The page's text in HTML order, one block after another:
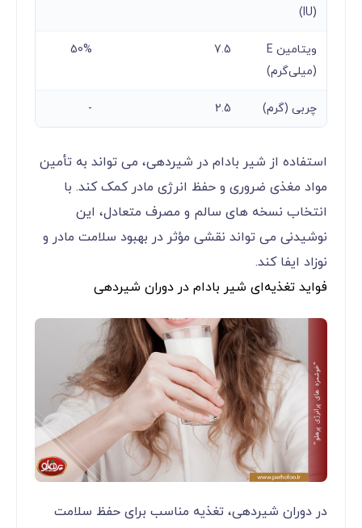
(IU)
ویتامین E
(میلی‌گرم)
7.5
50%
چربی (گرم) 2.5
-
استفاده از شیر بادام در شیردهی، می‌ تواند به تأمین
مواد مغذی ضروری و حفظ انرژی مادر کمک کند. با
انتخاب نسخه‌ های سالم و مصرف متعادل، این
نوشیدنی می ‌تواند نقشی مؤثر در بهبود سلامت مادر و
نوزاد ایفا کند.
فواید تغذیه‌ای شیر بادام در دوران شیردهی
در دوران شیردهی، تغذیه مناسب برای حفظ سلامت